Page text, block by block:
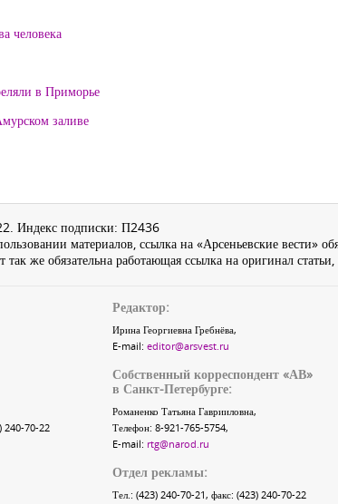
человека
в Приморье
заливе
Индекс подписки: П2436
материалов, ссылка на «Арсеньевские вести»
же обязательна работающая ссылка на оригинал
240-70-22
Редактор:
Ирина Георгиевна Гребнёва,
E-mail: editor@arsvest.ru
Собственный корреспондент «АВ»
в Санкт-Петербурге:
Романенко Татьяна Гаврииловна,
Телефон: 8-921-765-5754,
E-mail: rtg@narod.ru
Отдел рекламы:
Тел.: (423) 240-70-21, факс: (423) 240-70-22